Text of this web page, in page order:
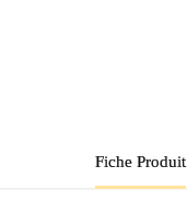
Fiche Produit